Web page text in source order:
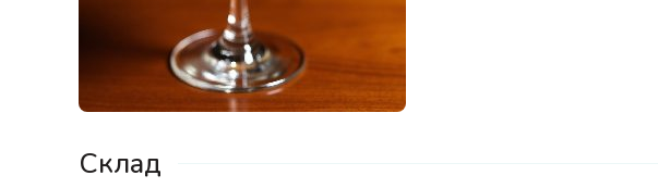
Склад